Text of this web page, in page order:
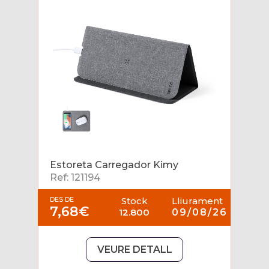
Estoreta Carregador Kimy
Ref: 121194
DES DE
7,68€
Stock
12.800
Lliurament
09/08/26
VEURE DETALL